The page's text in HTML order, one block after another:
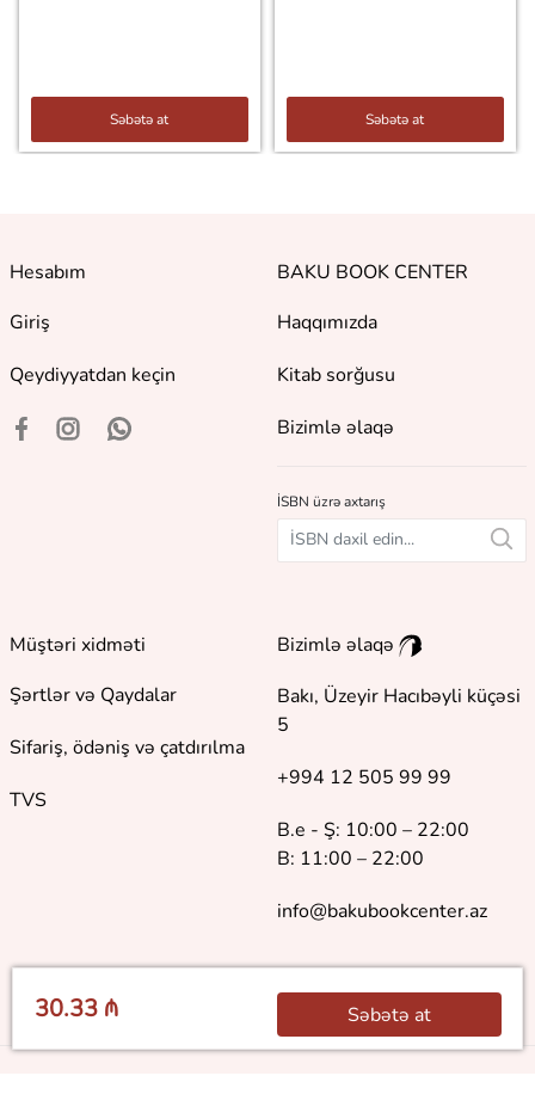
30.33 ₼ Səbətə at
Səbətə at Səbətə at
Hesabım
Giriş
Qeydiyyatdan keçin
BAKU BOOK CENTER
Haqqımızda
Kitab sorğusu
Bizimlə əlaqə
İSBN üzrə axtarış
Müştəri xidməti
Şərtlər və Qaydalar
Sifariş, ödəniş və çatdırılma
TVS
Bizimlə əlaqə
Bakı, Üzeyir Hacıbəyli küçəsi
5
+994 12 505 99 99
B.e - Ş: 10:00 – 22:00
B: 11:00 – 22:00
info@bakubookcenter.az